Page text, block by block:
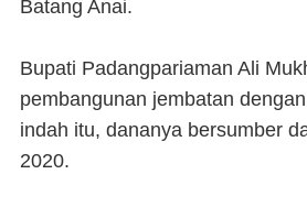
Batang Anai.
Bupati Padangpariaman Ali
pembangunan jembatan
indah itu, dananya bersumber
2020.